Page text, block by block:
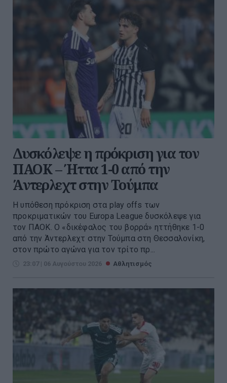
Δυσκόλεψε η πρόκριση για τον
ΠΑΟΚ – Ήττα 1-0 από την
Άντερλεχτ στην Τούμπα
Η υπόθεση πρόκριση στα play offs των
προκριματικών του Europa League δυσκόλεψε για
τον ΠΑΟΚ. Ο «δικέφαλος του βορρά» ηττήθηκε 1-0
από την Άντερλεχτ στην Τούμπα στη Θεσσαλονίκη,
στον πρώτο αγώνα για τον τρίτο πρ...
23:07 | 06 Αυγούστου 2026 Αθλητισμός